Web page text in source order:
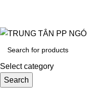
Select category
Search